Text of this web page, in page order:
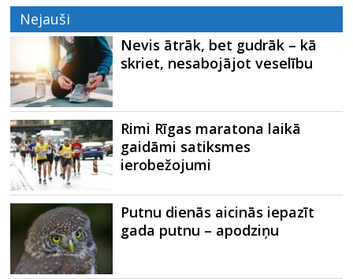
Nejauši
Nevis ātrāk, bet gudrāk – kā
skriet, nesabojājot veselību
Rimi Rīgas maratona laikā
gaidāmi satiksmes
ierobežojumi
Putnu dienās aicinās iepazīt
gada putnu – apodziņu